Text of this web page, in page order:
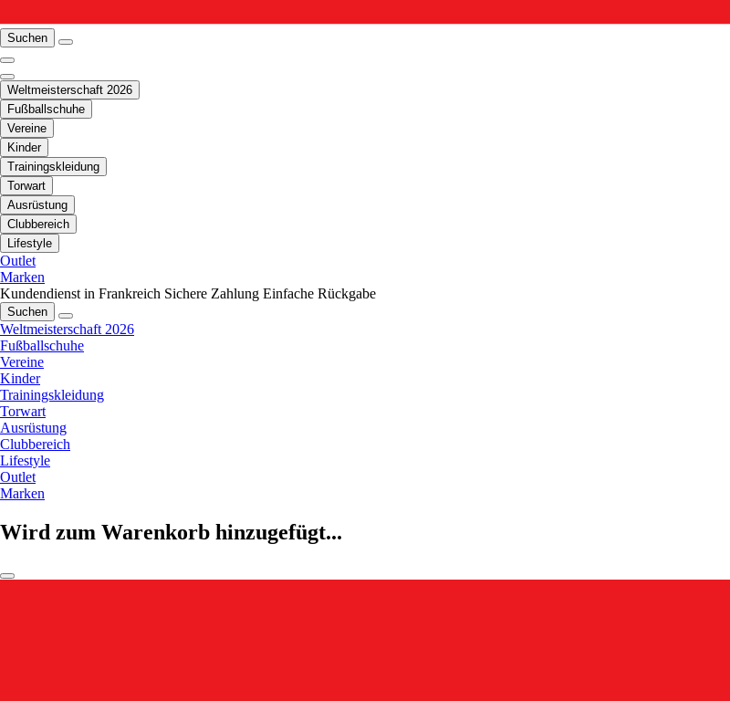
Suchen
Weltmeisterschaft 2026
Fußballschuhe
Vereine
Kinder
Trainingskleidung
Torwart
Ausrüstung
Clubbereich
Lifestyle
Outlet
Marken
Kundendienst in Frankreich Sichere Zahlung Einfache Rückgabe
Suchen
Weltmeisterschaft 2026
Fußballschuhe
Vereine
Kinder
Trainingskleidung
Torwart
Ausrüstung
Clubbereich
Lifestyle
Outlet
Marken
Wird zum Warenkorb hinzugefügt...